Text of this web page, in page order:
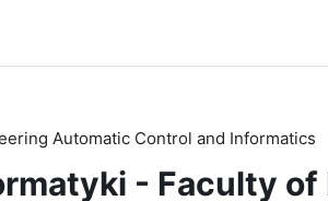
Automatic Control and Informatics
- Faculty